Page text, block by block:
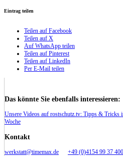
Eintrag teilen
Teilen auf Facebook
Teilen auf X
Auf WhatsApp teilen
Teilen auf Pinterest
Teilen auf LinkedIn
Per E-Mail teilen
Das könnte Sie ebenfalls interessieren:
Unsere Videos auf rostschutz.tv: Tipps & Tricks
Woche
Kontakt
werkstatt@timemax.de +49 (0)4154 99 37 400